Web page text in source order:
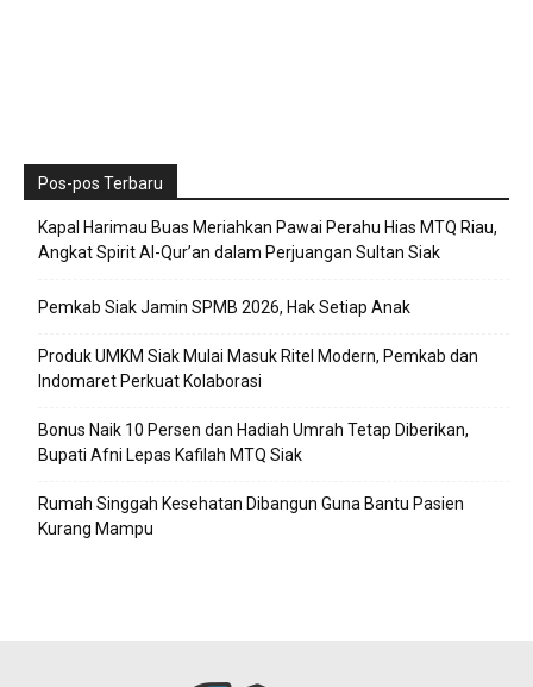
Pos-pos Terbaru
Kapal Harimau Buas Meriahkan Pawai Perahu Hias MTQ Riau,
Angkat Spirit Al-Qur’an dalam Perjuangan Sultan Siak
Pemkab Siak Jamin SPMB 2026, Hak Setiap Anak
Produk UMKM Siak Mulai Masuk Ritel Modern, Pemkab dan
Indomaret Perkuat Kolaborasi
Bonus Naik 10 Persen dan Hadiah Umrah Tetap Diberikan,
Bupati Afni Lepas Kafilah MTQ Siak
Rumah Singgah Kesehatan Dibangun Guna Bantu Pasien
Kurang Mampu